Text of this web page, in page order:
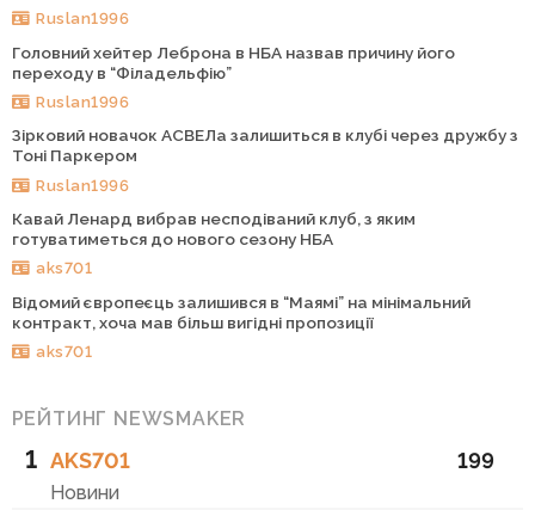
Ruslan1996
Головний хейтер Леброна в НБА назвав причину його
переходу в “Філадельфію”
Ruslan1996
Зірковий новачок АСВЕЛа залишиться в клубі через дружбу з
Тоні Паркером
Ruslan1996
Кавай Ленард вибрав несподіваний клуб, з яким
готуватиметься до нового сезону НБА
aks701
Відомий європеєць залишився в “Маямі” на мінімальний
контракт, хоча мав більш вигідні пропозиції
aks701
РЕЙТИНГ NEWSMAKER
1 AKS701
Новини
199